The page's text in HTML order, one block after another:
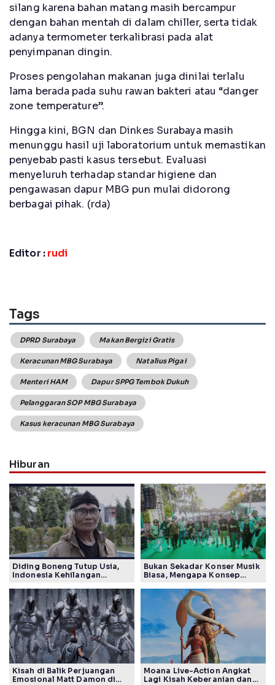
silang karena bahan matang masih bercampur
dengan bahan mentah di dalam chiller, serta tidak
adanya termometer terkalibrasi pada alat
penyimpanan dingin.
Proses pengolahan makanan juga dinilai terlalu
lama berada pada suhu rawan bakteri atau “danger
zone temperature”.
Hingga kini, BGN dan Dinkes Surabaya masih
menunggu hasil uji laboratorium untuk memastikan
penyebab pasti kasus tersebut. Evaluasi
menyeluruh terhadap standar higiene dan
pengawasan dapur MBG pun mulai didorong
berbagai pihak. (rda)
Editor :rudi
Tags
DPRD Surabaya Makan Bergizi Gratis
Keracunan MBG Surabaya Natalius Pigai
Menteri HAM Dapur SPPG Tembok Dukuh
Pelanggaran SOP MBG Surabaya
Kasus keracunan MBG Surabaya
Hiburan
Diding Boneng Tutup Usia,
Indonesia Kehilangan
Generasi
Bukan Sekadar Konser Musik
Biasa, Mengapa Konsep
Tuai Pujian Banyak Pihak
Kisah di Balik Perjuangan
Emosional Matt Damon di
Moana Live-Action Angkat
Lagi Kisah Keberanian dan